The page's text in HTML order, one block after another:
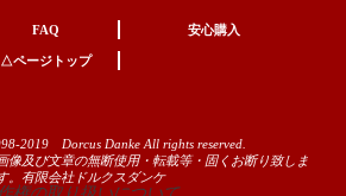
FAQ 安心購入
△ページトップ
2019 Dorcus Danke All rights reserved.
像及び文章の無断使用・転載等・固くお断り致しま
。有限会社ドルクスダンケ